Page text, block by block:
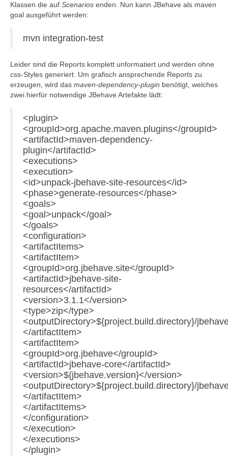
Klassen die auf Scenarios enden. Nun kann JBehave als maven
goal ausgeführt werden:
mvn integration-test
Leider sind die Reports komplett unformatiert und werden ohne
css-Styles generiert. Um grafisch ansprechende Reports zu
erzeugen, wird das maven-dependency-plugin benötigt, welches
zwei hierfür notwendige JBehave Artefakte lädt:
<plugin>
<groupId>org.apache.maven.plugins</groupId>
<artifactId>maven-dependency-
plugin</artifactId>
<executions>
<execution>
<id>unpack-jbehave-site-resources</id>
<phase>generate-resources</phase>
<goals>
<goal>unpack</goal>
</goals>
<configuration>
<artifactItems>
<artifactItem>
<groupId>org.jbehave.site</groupId>
<artifactId>jbehave-site-
resources</artifactId>
<version>3.1.1</version>
<type>zip</type>
<outputDirectory>${project.build.directory}/
</artifactItem>
<artifactItem>
<groupId>org.jbehave</groupId>
<artifactId>jbehave-core</artifactId>
<version>${jbehave.version}</version>
<outputDirectory>${project.build.directory}/
</artifactItem>
</artifactItems>
</configuration>
</execution>
</executions>
</plugin>